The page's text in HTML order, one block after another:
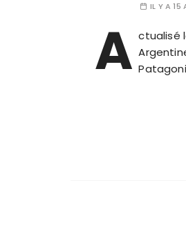
IL Y A 15
A ctualisé